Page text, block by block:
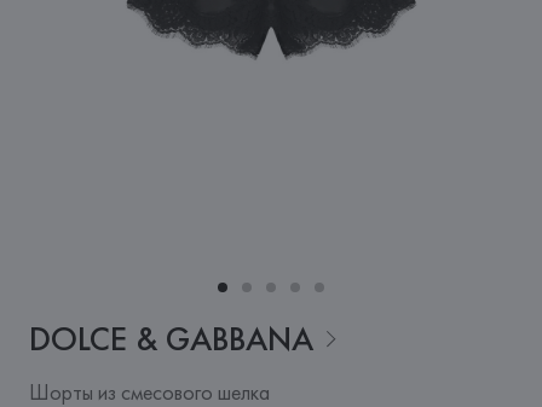
DOLCE & GABBANA
Шорты из смесового шелка